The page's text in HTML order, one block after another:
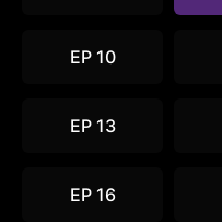
EP 10
EP 13
EP 16